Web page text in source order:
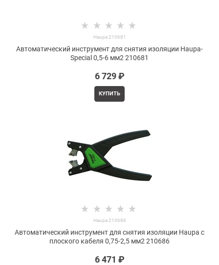
Haupa 210681
Автоматический инструмент для снятия изоляции Haupa-
Special 0,5-6 мм2 210681
6 729 ₽
КУПИТЬ
Haupa 210686
Автоматический инструмент для снятия изоляции Haupa с
плоского кабеля 0,75-2,5 мм2 210686
6 471 ₽